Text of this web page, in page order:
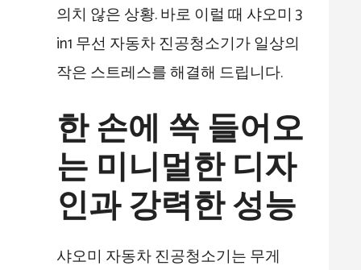
의치 않은 상황. 바로 이럴 때 샤오미 3
in1 무선 자동차 진공청소기가 일상의
작은 스트레스를 해결해 드립니다.
한 손에 쏙 들어오
는 미니멀한 디자
인과 강력한 성능
샤오미 자동차 진공청소기는 무게